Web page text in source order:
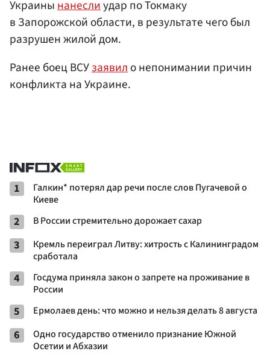
Украинынанеслиудар по Токмаку
в Запорожской области, в результате чего был
разрушен жилой дом.
Ранее боец ВСУзаявило непонимании причин
конфликта на Украине.
1
Галкин* потерял дар речи после слов Пугачевой о
Киеве
2 В России стремительно дорожает сахар
3
Кремль переиграл Литву: хитрость с Калининградом
сработала
4
Госдума приняла закон о запрете на проживание в
России
5 Ермолаев день: что можно и нельзя делать 8 августа
6
Одно государство отменило признание Южной
Осетии и Абхазии